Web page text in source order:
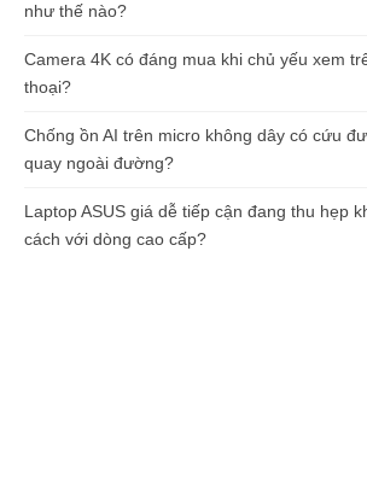
như thế nào?
Camera 4K có đáng mua khi chủ yếu xem
thoại?
Chống ồn AI trên micro không dây có cứu
quay ngoài đường?
Laptop ASUS giá dễ tiếp cận đang thu hẹp
cách với dòng cao cấp?